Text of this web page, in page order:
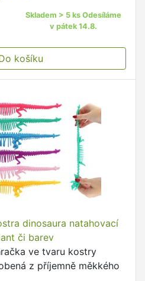
Skladem > 5 ks Odesíláme
v pátek 14.8.
košíku
dinosaura natahovací
či barev
ve tvaru kostry
z příjemně měkkého